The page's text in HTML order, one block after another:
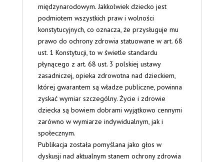
międzynarodowym. Jakkolwiek dziecko jest
podmiotem wszystkich praw i wolności
konstytucyjnych, co oznacza, że przysługuje mu
prawo do ochrony zdrowia statuowane w art. 68
ust. 1 Konstytucji, to w świetle standardu
płynącego z art. 68 ust. 3 polskiej ustawy
zasadniczej, opieka zdrowotna nad dzieckiem,
której gwarantem są władze publiczne, powinna
zyskać wymiar szczególny. Życie i zdrowie
dziecka są bowiem dobrami wyjątkowo cennymi
zarówno w wymiarze indywidualnym, jak i
społecznym.
Publikacja została pomyślana jako głos w
dyskusji nad aktualnym stanem ochrony zdrowia